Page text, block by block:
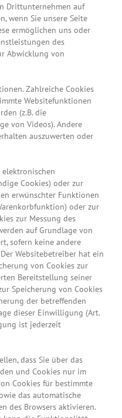
Drittunternehmen auf
wenn Sie unsere Seite
ermöglichen uns oder
des
Abwicklung von
Zahlreiche Cookies
Websitefunktionen
(z.B. die
von Videos). Andere
auszuwerten oder
Cookies) oder zur
erwünschter Funktionen
oder zur
zur Messung des
auf Grundlage von
sofern keine andere
Websitebetreiber hat ein
von Cookies zur
Bereitstellung seiner
Speicherung von Cookies
der betreffenden
dieser Einwilligung (Art.
ist jederzeit
dass Sie über das
und Cookies nur im
Cookies für bestimmte
das automatische
des Browsers aktivieren.